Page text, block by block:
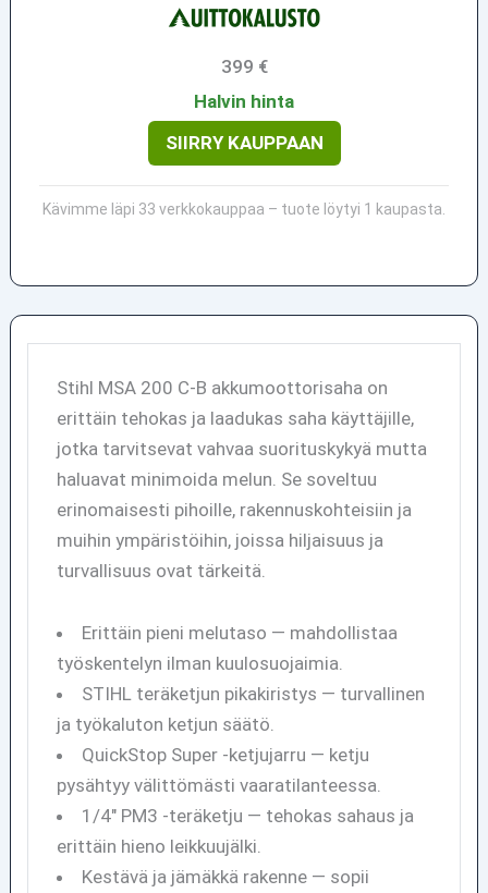
399 €
Halvin hinta
SIIRRY KAUPPAAN
Kävimme läpi 33 verkkokauppaa – tuote löytyi 1 kaupasta.
Stihl MSA 200 C-B akkumoottorisaha on
erittäin tehokas ja laadukas saha käyttäjille,
jotka tarvitsevat vahvaa suorituskykyä mutta
haluavat minimoida melun. Se soveltuu
erinomaisesti pihoille, rakennuskohteisiin ja
muihin ympäristöihin, joissa hiljaisuus ja
turvallisuus ovat tärkeitä.
Erittäin pieni melutaso — mahdollistaa
työskentelyn ilman kuulosuojaimia.
STIHL teräketjun pikakiristys — turvallinen
ja työkaluton ketjun säätö.
QuickStop Super -ketjujarru — ketju
pysähtyy välittömästi vaaratilanteessa.
1/4" PM3 -teräketju — tehokas sahaus ja
erittäin hieno leikkuujälki.
Kestävä ja jämäkkä rakenne — sopii